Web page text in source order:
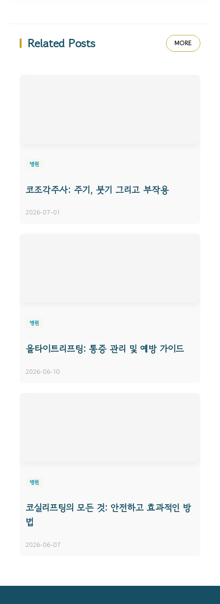
Related Posts MORE
병원
코조각주사: 주기, 붓기 그리고 부작용
2026-07-01
병원
올타이트리프팅: 통증 관리 및 예방 가이드
2026-06-10
병원
코실리프팅의 모든 것: 안전하고 효과적인 방
법
2026-06-07